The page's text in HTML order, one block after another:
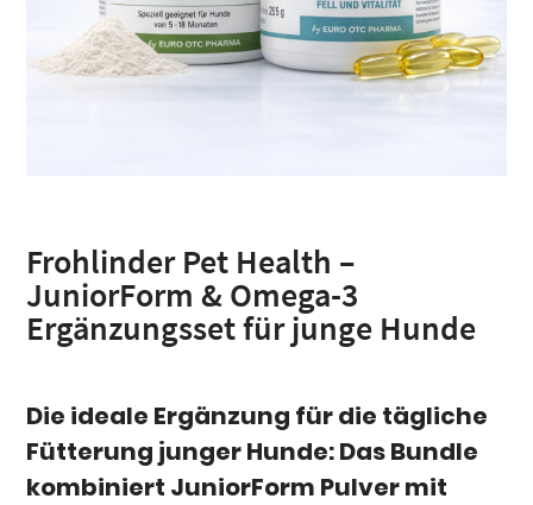
Frohlinder Pet Health –
JuniorForm & Omega-3
Ergänzungsset für junge Hunde
Die ideale Ergänzung für die tägliche
Fütterung junger Hunde: Das Bundle
kombiniert JuniorForm Pulver mit